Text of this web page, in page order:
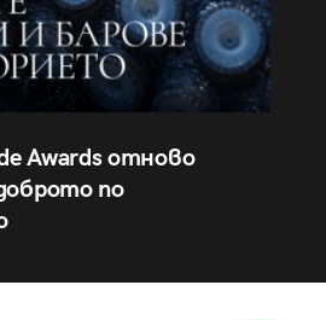
Awards отново
по